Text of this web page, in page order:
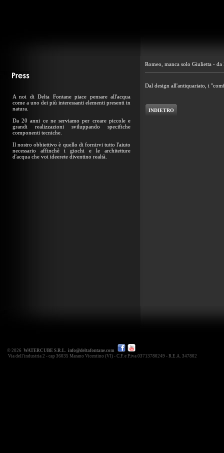
A noi di Delta Fontane piace pensare all'acqua
come a uno dei più interessanti elementi presenti in
natura.
Da 20 anni ce ne serviamo per creare piccole e
grandi realizzazioni sviluppando specifiche
componenti tecniche.
Il nostro obbiettivo è quello di fornirvi tutto l'aiuto
necessario affinchè i giochi e le architetture
d'acqua che voi ideerete diventino realtà.
Romeo, manca solo Giulietta - da
Dal design all'antiquariato, i
INDIETRO
© 2026 WATERCUBE S.R.L. info@deltafontane.com
Via dell'industria 2 - cap 36035 Marano Vicentino (VI) - C.F. e P.iva 03713780249 - R.E.A. 347802